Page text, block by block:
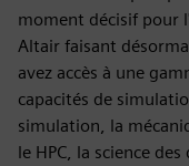
moment décisif pour
Altair faisant
avez accès à une
capacités de
simulation, la
le HPC, la science